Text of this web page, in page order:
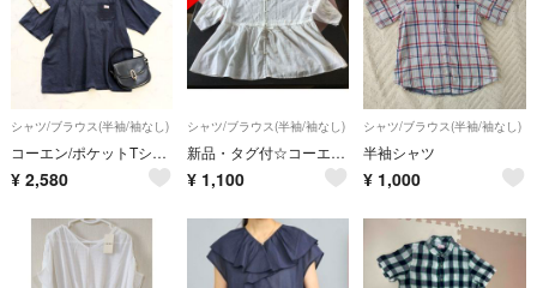
シャツ/ブラウス(半袖/袖なし)
コーエン/ポケットTシャツ/半袖/コットン100/Lサイズ/オーバーサイズ
¥ 2,580
シャツ/ブラウス(半袖/袖なし)
新品・タグ付☆コーエン レースピンタック2WAYブラウス☆
¥ 1,100
シャツ/ブラウス(半袖/袖なし)
半袖シャツ
¥ 1,000